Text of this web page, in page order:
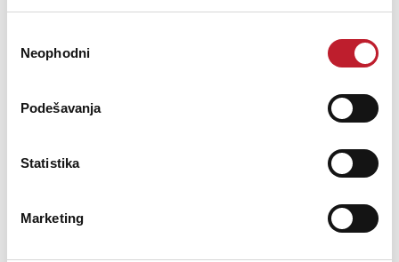
сагласности
Neophodni
Podešavanja
Statistika
Marketing